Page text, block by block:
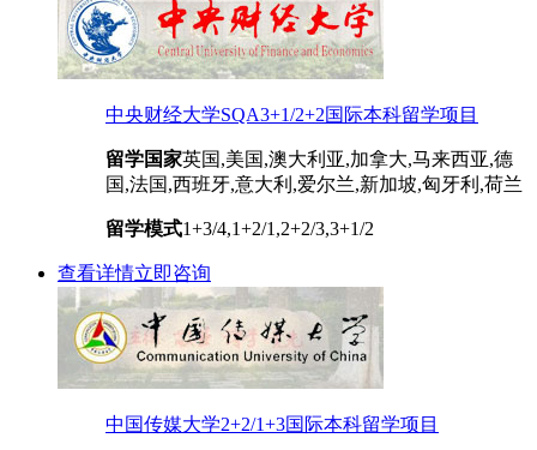
中央财经大学SQA3+1/2+2国际本科留学项目
留学国家英国,美国,澳大利亚,加拿大,马来西亚,德
国,法国,西班牙,意大利,爱尔兰,新加坡,匈牙利,荷兰
留学模式1+3/4,1+2/1,2+2/3,3+1/2
查看详情立即咨询
中国传媒大学2+2/1+3国际本科留学项目